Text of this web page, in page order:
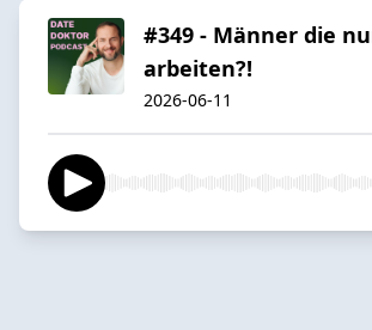
#349 - Männer die
arbeiten?!
2026-06-11